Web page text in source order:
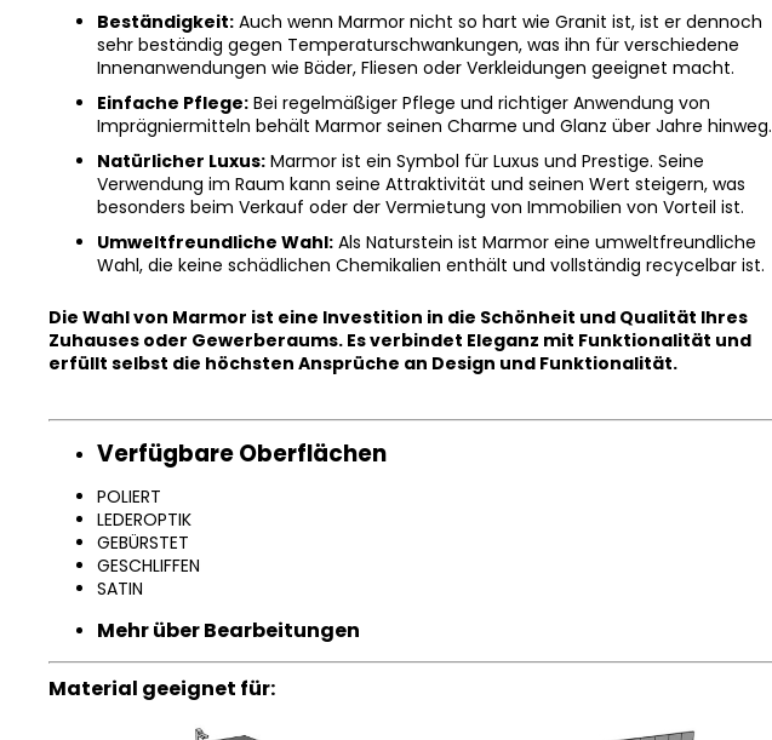
Beständigkeit: Auch wenn Marmor nicht so hart wie Granit ist, ist er dennoch
sehr beständig gegen Temperaturschwankungen, was ihn für verschiedene
Innenanwendungen wie Bäder, Fliesen oder Verkleidungen geeignet macht.
Einfache Pflege: Bei regelmäßiger Pflege und richtiger Anwendung von
Imprägniermitteln behält Marmor seinen Charme und Glanz über Jahre hinweg.
Natürlicher Luxus: Marmor ist ein Symbol für Luxus und Prestige. Seine
Verwendung im Raum kann seine Attraktivität und seinen Wert steigern, was
besonders beim Verkauf oder der Vermietung von Immobilien von Vorteil ist.
Umweltfreundliche Wahl: Als Naturstein ist Marmor eine umweltfreundliche
Wahl, die keine schädlichen Chemikalien enthält und vollständig recycelbar ist.
textarea
Die Wahl von Marmor ist eine Investition in die Schönheit und Qualität Ihres
Zuhauses oder Gewerberaums. Es verbindet Eleganz mit Funktionalität und
erfüllt selbst die höchsten Ansprüche an Design und Funktionalität.
Chat-
TextfeldVerfügbare Oberflächen
POLIERT
LEDEROPTIK
GEBÜRSTET
GESCHLIFFEN
SATIN
Mehr über Bearbeitungen
Material geeignet für: